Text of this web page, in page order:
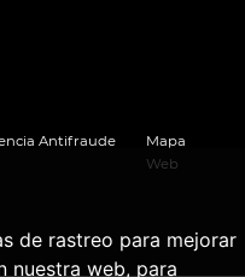
de rastreo para mejorar
nuestra web, para
Antifraude
Mapa
Web